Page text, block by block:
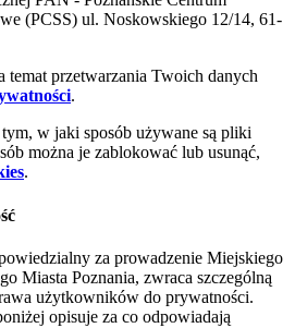
(PCSS) ul. Noskowskiego 12/14, 61-
temat przetwarzania Twoich danych
.
w jaki sposób używane są pliki
można je zablokować lub usunąć,
.
za prowadzenie Miejskiego
Miasta Poznania, zwraca szczególną
użytkowników do prywatności.
opisuje za co odpowiadają